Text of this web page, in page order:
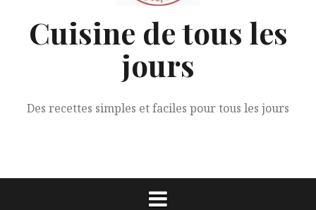
Cuisine de tous les
jours
Des recettes simples et faciles pour tous les jours